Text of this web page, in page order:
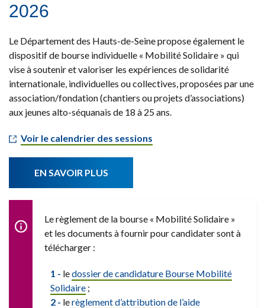
2026
Le Département des Hauts-de-Seine propose également le
dispositif de bourse individuelle « Mobilité Solidaire » qui
vise à soutenir et valoriser les expériences de solidarité
internationale, individuelles ou collectives, proposées par une
association/fondation (chantiers ou projets d’associations)
aux jeunes alto-séquanais de 18 à 25 ans.
Voir le calendrier des sessions
EN SAVOIR PLUS
Le règlement de la bourse « Mobilité Solidaire »
et les documents à fournir pour candidater sont à
télécharger :
ledossier de candidature Bourse Mobilité
Solidaire ;
lerèglement d’attribution de l’aide